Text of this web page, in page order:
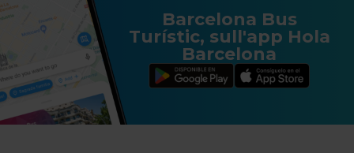
Barcelona Bus
Turístic, sull'app Hola
Barcelona